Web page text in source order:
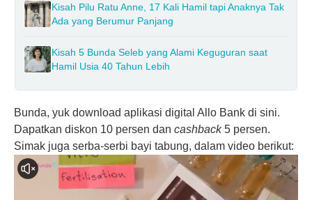
Kisah Pilu Ratu Anne, 17 Kali Hamil tapi Anaknya Tak
Ada yang Berumur Panjang
Kisah 5 Bunda Seleb yang Alami Keguguran saat
Hamil Usia 40 Tahun Lebih
Bunda, yuk download aplikasi digital Allo Bank di sini.
Dapatkan diskon 10 persen dan cashback5 persen.
Simak juga serba-serbi bayi tabung, dalam video berikut: